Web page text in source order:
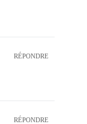
RÉPONDRE
RÉPONDRE